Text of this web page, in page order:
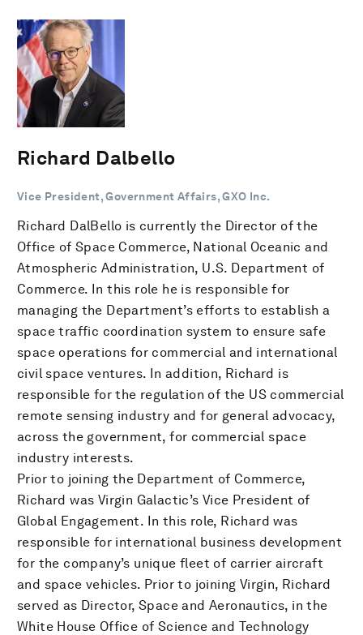
Richard Dalbello
Vice President, Government Affairs, GXO Inc.
Richard DalBello is currently the Director of the
Office of Space Commerce, National Oceanic and
Atmospheric Administration, U.S. Department of
Commerce. In this role he is responsible for
managing the Department’s efforts to establish a
space traffic coordination system to ensure safe
space operations for commercial and international
civil space ventures. In addition, Richard is
responsible for the regulation of the US commercial
remote sensing industry and for general advocacy,
across the government, for commercial space
industry interests.
Prior to joining the Department of Commerce,
Richard was Virgin Galactic’s Vice President of
Global Engagement. In this role, Richard was
responsible for international business development
for the company’s unique fleet of carrier aircraft
and space vehicles. Prior to joining Virgin, Richard
served as Director, Space and Aeronautics, in the
White House Office of Science and Technology